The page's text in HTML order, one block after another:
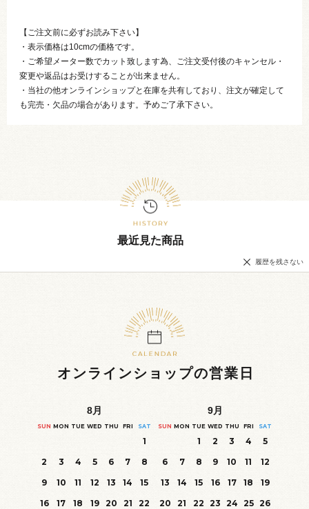
【ご注文前に必ずお読み下さい】
・表示価格は10cmの価格です。
・ご希望メーター数でカット致します為、ご注文受付後のキャンセル・
変更や返品はお受けすることが出来ません。
・当社の他オンラインショップと在庫を共有しており、注文が確定して
も完売・欠品の場合があります。予めご了承下さい。
最近見た商品
履歴を残さない
オンラインショップの営業日
8月
SUN MON TUE WED THU FRI SAT
1
2
3 4 5 6 7
8
9
10 11 12 13 14
15
16
17 18 19 20 21
22
9月
SUN MON TUE WED THU FRI SAT
1 2 3 4
5
6
7 8 9 10 11
12
13
14 15 16 17 18
19
20
21 22 23 24 25 26